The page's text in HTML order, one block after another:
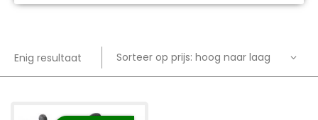
Enig resultaat Sorteer op prijs: hoog naar laag